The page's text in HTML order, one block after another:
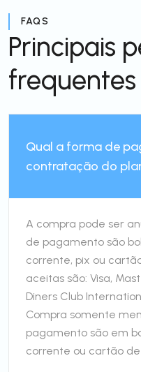
FAQS
Principais
frequentes
Qual a forma de
contratação do
A compra pode ser
de pagamento são
corrente, pix ou
aceitas são: Visa,
Diners Club
Compra somente
pagamento são em
corrente ou cartão de